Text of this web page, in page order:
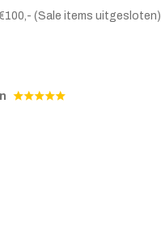
(Sale items uitgesloten)